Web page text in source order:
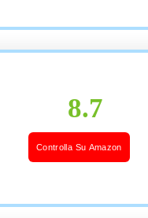
8.7
Controlla Su Amazon